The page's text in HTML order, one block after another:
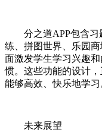
分之道APP包含
练、拼图世界、乐园
面激发学生学习兴趣
惯。这些功能的设计
能够高效、快乐地学习
未来展望